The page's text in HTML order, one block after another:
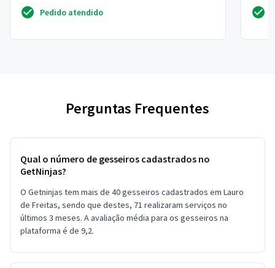
Pedido atendido
Perguntas Frequentes
Qual o número de gesseiros cadastrados no
GetNinjas?
O Getninjas tem mais de 40 gesseiros cadastrados em Lauro
de Freitas, sendo que destes, 71 realizaram serviços no
últimos 3 meses. A avaliação média para os gesseiros na
plataforma é de 9,2.